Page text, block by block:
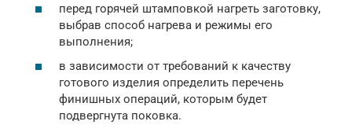
перед горячей штамповкой нагреть заготовку,
выбрав способ нагрева и режимы его
выполнения;
в зависимости от требований к качеству
готового изделия определить перечень
финишных операций, которым будет
подвергнута поковка.